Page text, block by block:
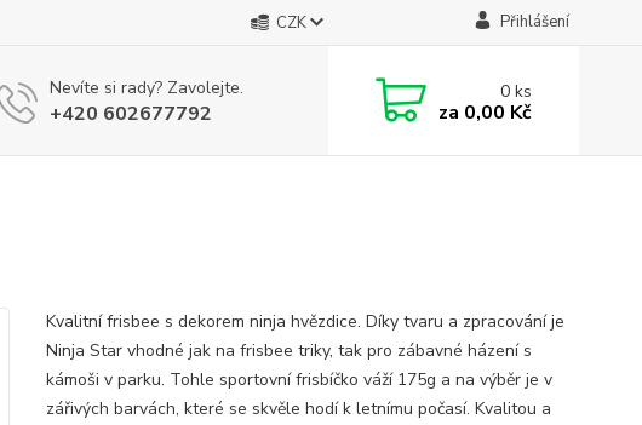
CZK Přihlášení
Nevíte si rady? Zavolejte.
+420 602677792
0ks
za 0,00 Kč
Kvalitní frisbee s dekorem ninja hvězdice. Díky tvaru a zpracování je
Ninja Star vhodné jak na frisbee triky, tak pro zábavné házení s
kámoši v parku. Tohle sportovní frisbíčko váží 175g a na výběr je v
zářivých barvách, které se skvěle hodí k letnímu počasí. Kvalitou a